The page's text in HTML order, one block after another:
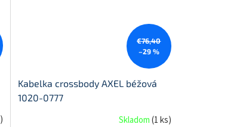
)
€76,40
–29 %
Kabelka crossbody AXEL béžová
1020-0777
Skladom(1 ks)